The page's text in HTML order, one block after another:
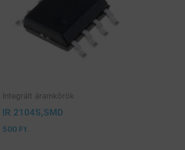
Integrált áramkörök
IR 2104S,SMD
500 Ft